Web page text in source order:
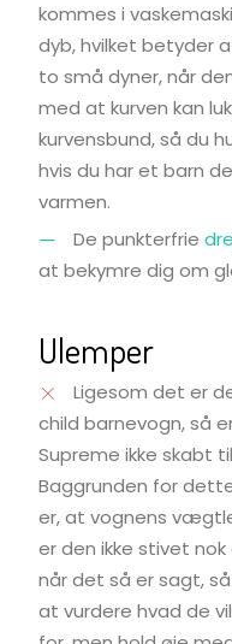
kommes i
dyb, hvilket betyder
to små dyner, når
med at kurven kan
kurvensbund, så du
hvis du har et barn
varmen.
De punkterfrie
at bekymre dig om
Ulemper
Ligesom det er
child barnevogn, så
Supreme ikke skabt
Baggrunden for
er, at vognens
er den ikke stivet
når det så er sagt,
at vurdere hvad de